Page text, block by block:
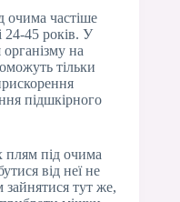
очима частіше
24-45 років. У
організму на
тільки
підшкірного
плям під очима
від неї не
тут же,